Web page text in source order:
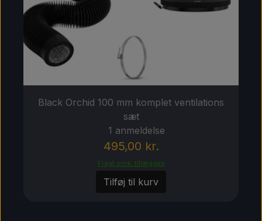
Black Orchid 100 mm komplet ventilations
sæt
1 anmeldelse
495,00 kr.
Fragt omk. tillægges
Tilføj til kurv